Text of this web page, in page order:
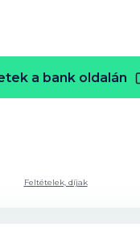
a bank oldalán
Feltételek, díjak